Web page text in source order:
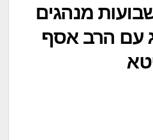
מנהגים
עם הרב אסף